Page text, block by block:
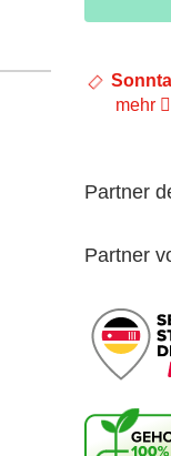
mehr
Partner
Partner